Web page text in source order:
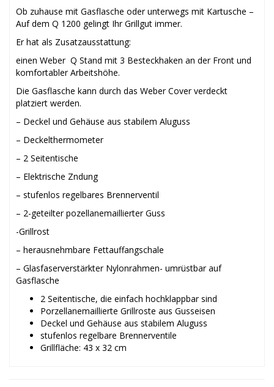
Ob zuhause mit Gasflasche oder unterwegs mit Kartusche –
Auf dem Q 1200 gelingt Ihr Grillgut immer.
Er hat als Zusatzausstattung:
einen Weber Q Stand mit 3 Besteckhaken an der Front und
komfortabler Arbeitshöhe.
Die Gasflasche kann durch das Weber Cover verdeckt
platziert werden.
– Deckel und Gehäuse aus stabilem Aluguss
– Deckelthermometer
– 2 Seitentische
– Elektrische Zndung
– stufenlos regelbares Brennerventil
– 2-geteilter pozellanemaillierter Guss
-Grillrost
– herausnehmbare Fettauffangschale
– Glasfaserverstärkter Nylonrahmen- umrüstbar auf
Gasflasche
2 Seitentische, die einfach hochklappbar sind
Porzellanemaillierte Grillroste aus Gusseisen
Deckel und Gehäuse aus stabilem Aluguss
stufenlos regelbare Brennerventile
Grillfläche: 43 x 32 cm